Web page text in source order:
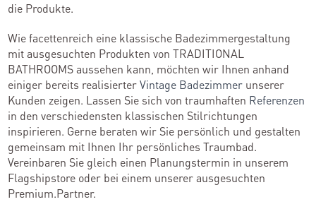
die Produkte.
Wie facettenreich eine klassische Badezimmergestaltung
mit ausgesuchten Produkten von TRADITIONAL
BATHROOMS aussehen kann, möchten wir Ihnen anhand
einiger bereits realisierterVintage Badezimmer unserer
Kunden zeigen. Lassen Sie sich von traumhaften Referenzen
in den verschiedensten klassischen Stilrichtungen
inspirieren. Gerne beraten wir Sie persönlich und gestalten
gemeinsam mit Ihnen Ihr persönliches Traumbad.
Vereinbaren Sie gleich einen Planungstermin in unserem
Flagshipstore oder bei einem unserer ausgesuchten
Premium.Partner.